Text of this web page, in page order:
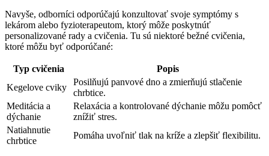
Navyše, odborníci odporúčajú konzultovať svoje symptómy s
lekárom alebo fyzioterapeutom, ktorý môže poskytnúť
personalizované rady a cvičenia. Tu sú niektoré bežné cvičenia,
ktoré môžu byť odporúčané:
Typ cvičenia
Popis
Kegelove cviky
Posilňujú panvové dno a zmierňujú stlačenie
chrbtice.
Meditácia a
dýchanie
Relaxácia a kontrolované dýchanie môžu pomôcť
znížiť stres.
Natiahnutie
chrbtice
Pomáha uvoľniť tlak na kríže a zlepšiť flexibilitu.